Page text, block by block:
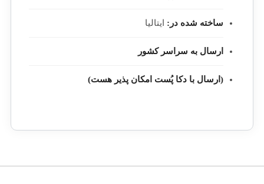
ساخته شده در: ایتالیا
ارسال به سراسر کشور
(ارسال با دکا پُست امکان پذیر هست)